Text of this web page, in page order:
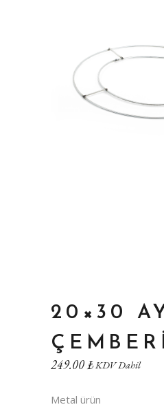
20×30
249.00₺KDV Dahil
Metal ürün